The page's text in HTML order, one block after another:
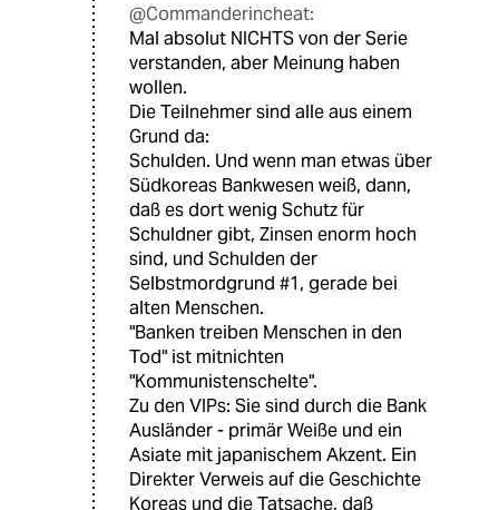
@Commanderincheat:
Mal absolut NICHTS von der Serie
verstanden, aber Meinung haben
wollen.
Die Teilnehmer sind alle aus einem
Grund da:
Schulden. Und wenn man etwas über
Südkoreas Bankwesen weiß, dann,
daß es dort wenig Schutz für
Schuldner gibt, Zinsen enorm hoch
sind, und Schulden der
Selbstmordgrund #1, gerade bei
alten Menschen.
"Banken treiben Menschen in den
Tod" ist mitnichten
"Kommunistenschelte".
Zu den VIPs: Sie sind durch die Bank
Ausländer - primär Weiße und ein
Asiate mit japanischem Akzent. Ein
Direkter Verweis auf die Geschichte
Koreas und die Tatsache, daß